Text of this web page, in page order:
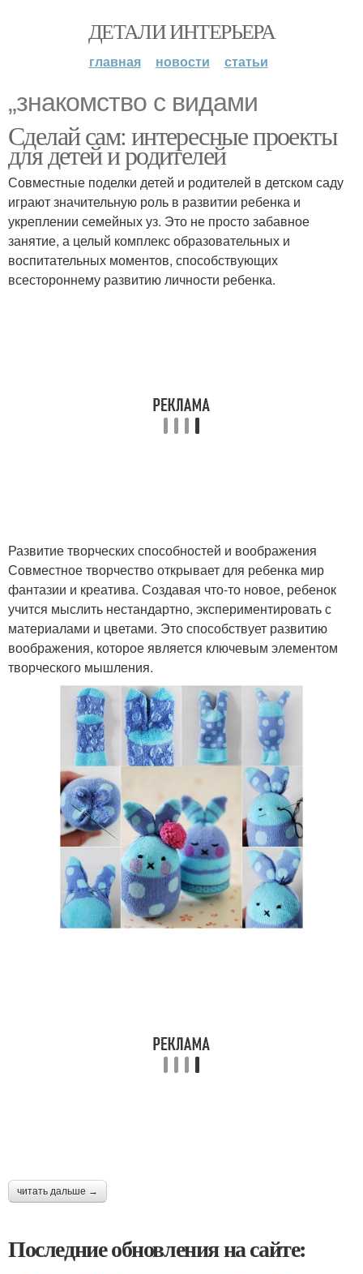
ДЕТАЛИ ИНТЕРЬЕРА
главная новости статьи
„знакомство с видами
Сделай сам: интересные проекты
для детей и родителей
Совместные поделки детей и родителей в детском саду
играют значительную роль в развитии ребенка и
укреплении семейных уз. Это не просто забавное
занятие, а целый комплекс образовательных и
воспитательных моментов, способствующих
всестороннему развитию личности ребенка.
Развитие творческих способностей и воображения
Совместное творчество открывает для ребенка мир
фантазии и креатива. Создавая что-то новое, ребенок
учится мыслить нестандартно, экспериментировать с
материалами и цветами. Это способствует развитию
воображения, которое является ключевым элементом
творческого мышления.
читать дальше →
Последние обновления на сайте: